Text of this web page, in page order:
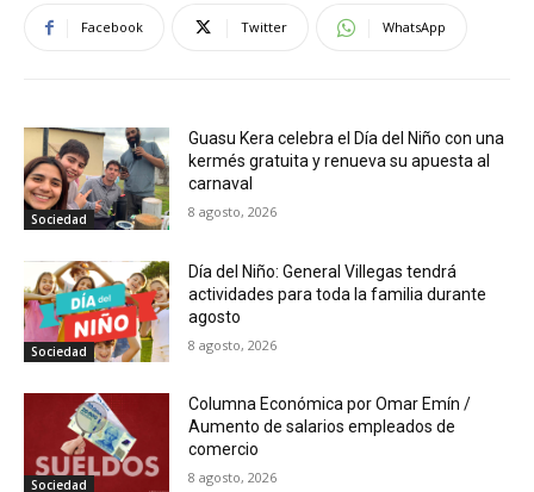
Facebook Twitter WhatsApp
Sociedad
Guasu Kera celebra el Día del Niño con una
kermés gratuita y renueva su apuesta al
carnaval
8 agosto, 2026
Sociedad
Día del Niño: General Villegas tendrá
actividades para toda la familia durante
agosto
8 agosto, 2026
Sociedad
Columna Económica por Omar Emín /
Aumento de salarios empleados de
comercio
8 agosto, 2026